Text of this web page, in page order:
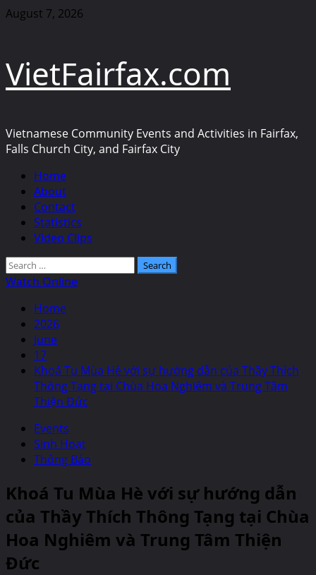
Skip
August 7, 2026
VietFairfax.com
Vietnamese Community Events and Activities in Fairfax,
Falls Church City, and Fairfax City
Primary
Menu
Home
About
Contact
Statistics
Video Clips
Search
for:
Watch Online
Home
2026
June
17
Khoá Tu Mùa Hè với sự hướng dẫn của Thầy Thích
Thông Tạng tại Chùa Hoa Nghiêm và Trung Tâm
Thiện Đức
Events
Sinh Hoạt
Thông Báo
Khoá Tu Mùa Hè với sự hướng dẫn
của Thầy Thích Thông Tạng tại Chùa
Hoa Nghiêm và Trung Tâm Thiện
Đức